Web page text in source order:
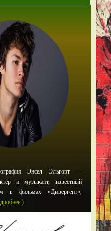
Энсел Эльгорт —
и музыкант, известный
в фильмах «Дивергент»,